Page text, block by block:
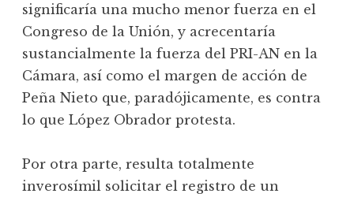
significaría una mucho menor fuerza en el
Congreso de la Unión, y acrecentaría
sustancialmente la fuerza del PRI-AN en la
Cámara, así como el margen de acción de
Peña Nieto que, paradójicamente, es contra
lo que López Obrador protesta.
Por otra parte, resulta totalmente
inverosímil solicitar el registro de un